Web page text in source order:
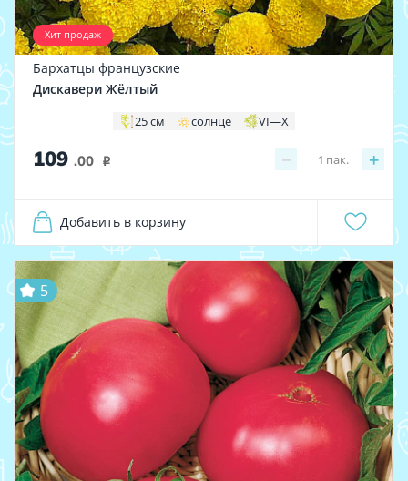
Хит продаж
Бархатцы французские
Дискавери Жёлтый
25 см солнце VI—X
109 .00 i − +
1 пак.
Добавить в корзину
5